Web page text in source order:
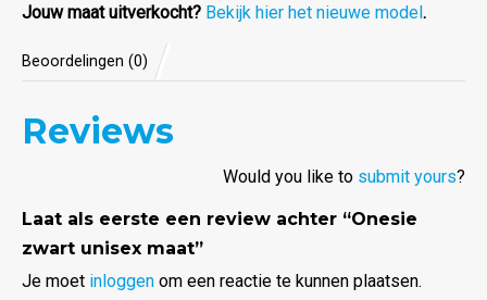
Jouw maat uitverkocht? Bekijk hier het nieuwe model.
Beoordelingen (0)
Reviews
Would you like to submit yours?
Laat als eerste een review achter “Onesie
zwart unisex maat”
Je moet inloggen om een reactie te kunnen plaatsen.